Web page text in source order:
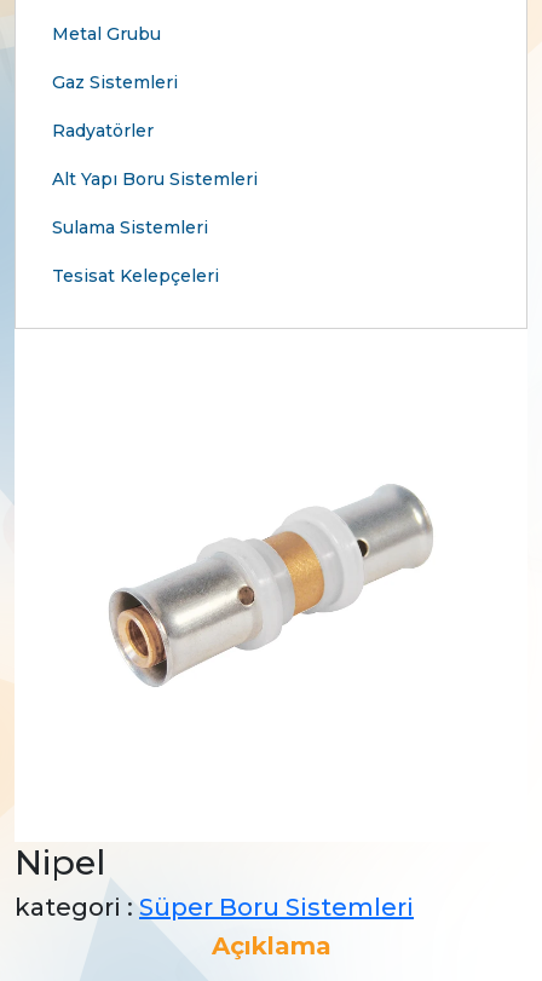
Metal Grubu
Gaz Sistemleri
Radyatörler
Alt Yapı Boru Sistemleri
Sulama Sistemleri
Tesisat Kelepçeleri
Nipel
kategori : Süper Boru Sistemleri
Açıklama